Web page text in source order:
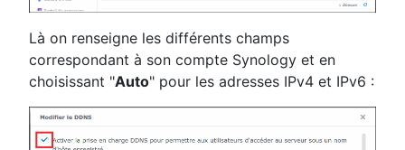
Là on renseigne les différents champs
correspondant à son compte Synology et en
choisissant "Auto" pour les adresses IPv4 et IPv6 :